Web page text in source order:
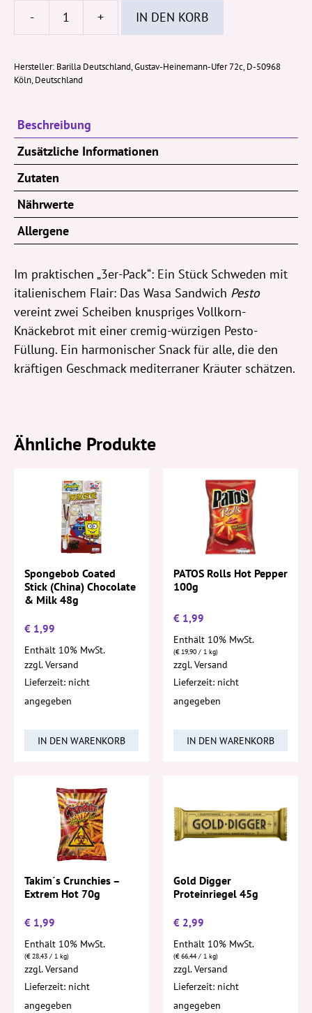
-
Wasa
Pesto
Menge
+ IN DEN KORB
Hersteller: Barilla Deutschland, Gustav-Heinemann-Ufer 72c, D-50968
Köln, Deutschland
Beschreibung
Zusätzliche Informationen
Zutaten
Nährwerte
Allergene
Im praktischen „3er-Pack“: Ein Stück Schweden mit
italienischem Flair: Das Wasa Sandwich Pesto
vereint zwei Scheiben knuspriges Vollkorn-
Knäckebrot mit einer cremig-würzigen Pesto-
Füllung. Ein harmonischer Snack für alle, die den
kräftigen Geschmack mediterraner Kräuter schätzen.
Ähnliche Produkte
Spongebob Coated
Stick (China) Chocolate
& Milk 48g
€ 1,99
Enthält 10% MwSt.
zzgl.Versand
Lieferzeit: nicht
angegeben
IN DEN WARENKORB
PATOS Rolls Hot Pepper
100g
€ 1,99
Enthält 10% MwSt.
(€19,90 / 1 kg)
zzgl.Versand
Lieferzeit: nicht
angegeben
IN DEN WARENKORB
Takim´s Crunchies –
Extrem Hot 70g
€ 1,99
Enthält 10% MwSt.
(€28,43 / 1 kg)
zzgl.Versand
Lieferzeit: nicht
angegeben
Gold Digger
Proteinriegel 45g
€ 2,99
Enthält 10% MwSt.
(€66,44/ 1 kg)
zzgl.Versand
Lieferzeit: nicht
angegeben